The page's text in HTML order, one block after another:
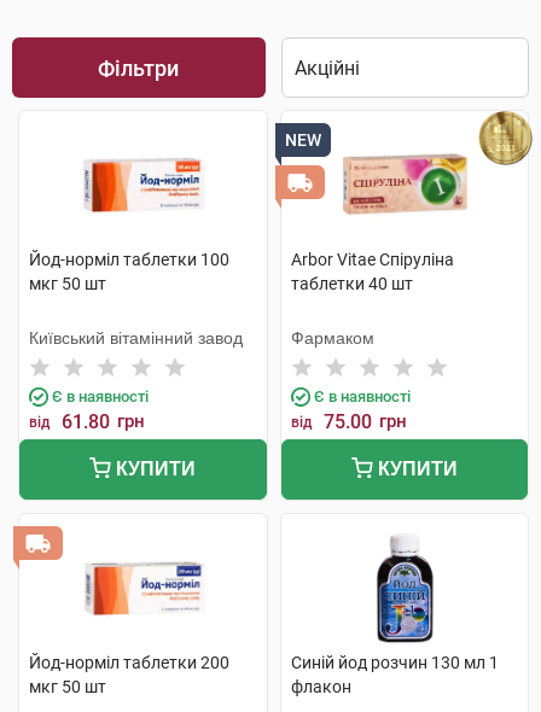
Фільтри
Йод-норміл таблетки 100
мкг 50 шт
Київський вітамінний завод
Є в наявності
від 61.80 грн
КУПИТИ
NEW
Arbor Vitae Спіруліна
таблетки 40 шт
Фармаком
Є в наявності
від 75.00 грн
КУПИТИ
Йод-норміл таблетки 200
мкг 50 шт
Синій йод розчин 130 мл 1
флакон